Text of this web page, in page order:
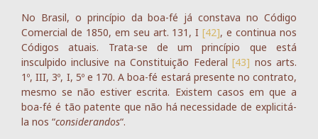
No Brasil, o princípio da boa-fé já constava no Código
Comercial de 1850, em seu art. 131, I[42], e continua nos
Códigos atuais. Trata-se de um princípio que está
insculpido inclusive na Constituição Federal[43] nos arts.
1º, III, 3º, I, 5º e 170. A boa-fé estará presente no contrato,
mesmo se não estiver escrita. Existem casos em que a
boa-fé é tão patente que não há necessidade de explicitá-
la nos “considerandos“.